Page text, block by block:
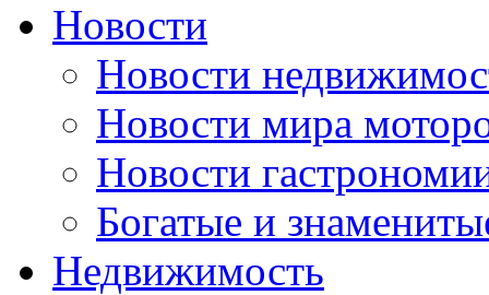
Новости
Новости
Новости мира
Новости
Богатые и
Недвижимость